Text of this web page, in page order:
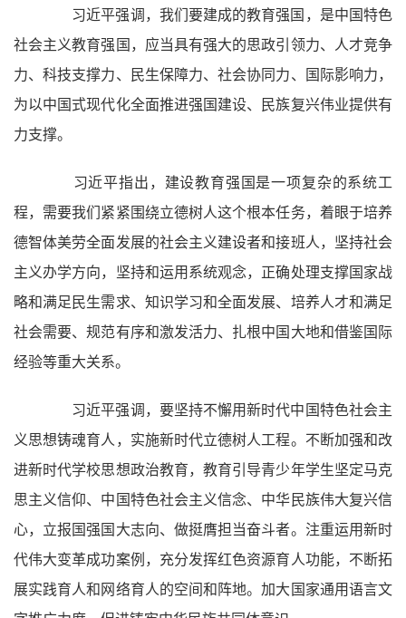
习近平强调，我们要建成的教育强国，是中国特色
社会主义教育强国，应当具有强大的思政引领力、人才竞争
力、科技支撑力、民生保障力、社会协同力、国际影响力，
为以中国式现代化全面推进强国建设、民族复兴伟业提供有
力支撑。
习近平指出，建设教育强国是一项复杂的系统工
程，需要我们紧紧围绕立德树人这个根本任务，着眼于培养
德智体美劳全面发展的社会主义建设者和接班人，坚持社会
主义办学方向，坚持和运用系统观念，正确处理支撑国家战
略和满足民生需求、知识学习和全面发展、培养人才和满足
社会需要、规范有序和激发活力、扎根中国大地和借鉴国际
经验等重大关系。
习近平强调，要坚持不懈用新时代中国特色社会主
义思想铸魂育人，实施新时代立德树人工程。不断加强和改
进新时代学校思想政治教育，教育引导青少年学生坚定马克
思主义信仰、中国特色社会主义信念、中华民族伟大复兴信
心，立报国强国大志向、做挺膺担当奋斗者。注重运用新时
代伟大变革成功案例，充分发挥红色资源育人功能，不断拓
展实践育人和网络育人的空间和阵地。加大国家通用语言文